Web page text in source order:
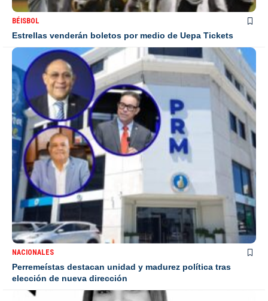
BÉISBOL
Estrellas venderán boletos por medio de Uepa Tickets
NACIONALES
Perremeístas destacan unidad y madurez política tras
elección de nueva dirección